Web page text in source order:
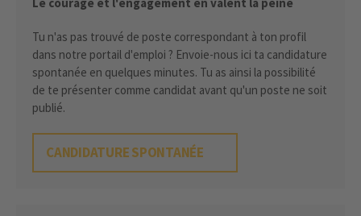
Tu n'as pas trouvé de poste correspondant à ton profil
dans notre portail d'emploi ? Envoie-nous ici ta candidature
spontanée en quelques minutes. Tu as ainsi la possibilité
de te présenter comme candidat avant qu'un poste ne soit
publié.
CANDIDATURE SPONTANÉE